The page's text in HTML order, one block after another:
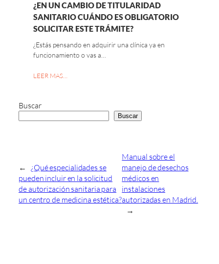
¿EN UN CAMBIO DE TITULARIDAD
SANITARIO CUÁNDO ES OBLIGATORIO
SOLICITAR ESTE TRÁMITE?
¿Estás pensando en adquirir una clínica ya en
funcionamiento o vas a…
LEER MAS…
Buscar
Buscar
←
¿Qué especialidades se
pueden incluir en la solicitud
de autorización sanitaria para
un centro de medicina estética?
Manual sobre el
manejo de desechos
médicos en
instalaciones
autorizadas en Madrid.
→